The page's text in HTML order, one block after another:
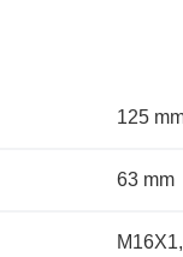
125
63 mm